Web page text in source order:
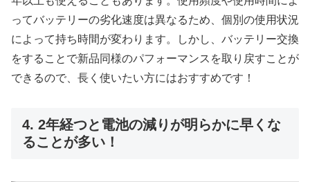
ってバッテリーの劣化速度は異なるため、個別の使用状況
によって持ち時間が変わります。しかし、バッテリー交換
をすることで新品同様のパフォーマンスを取り戻すことが
できるので、長く使いたい方にはおすすめです！
4. 2年経つと電池の減りが明らかに早くな
ることが多い！